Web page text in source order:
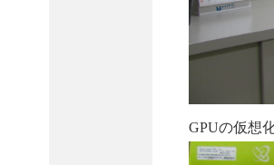
GPUの仮想